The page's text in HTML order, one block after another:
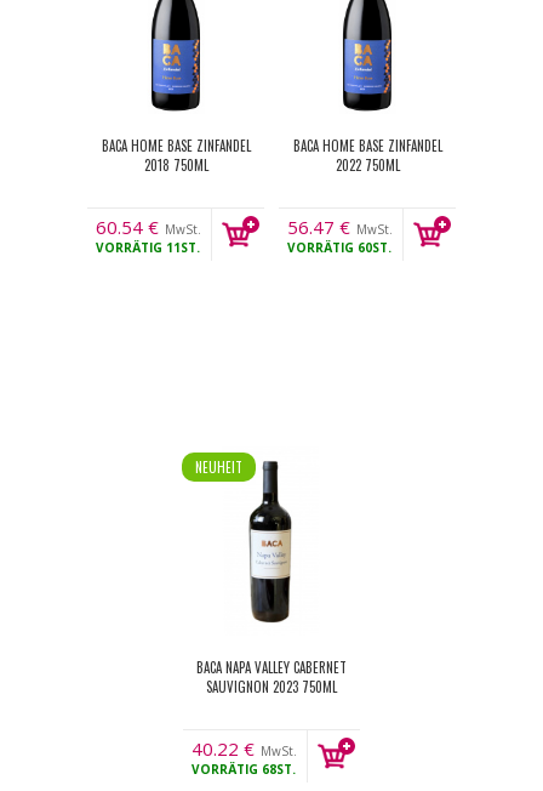
BACA HOME BASE ZINFANDEL
2018 750ML
60.54 € MwSt.
VORRÄTIG 11ST.
BACA HOME BASE ZINFANDEL
2022 750ML
56.47 € MwSt.
VORRÄTIG 60ST.
NEUHEIT
BACA NAPA VALLEY CABERNET
SAUVIGNON 2023 750ML
40.22 € MwSt.
VORRÄTIG 68ST.